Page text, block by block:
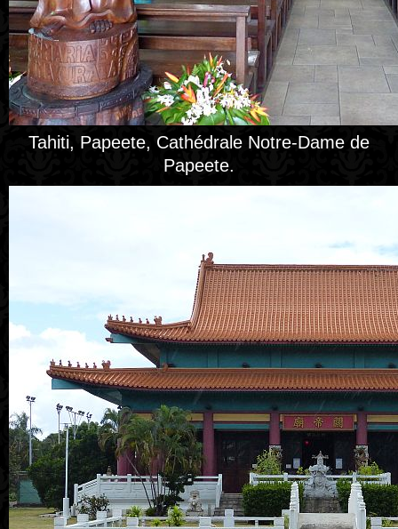
Tahiti, Papeete, Cathédrale Notre-Dame de
Papeete.